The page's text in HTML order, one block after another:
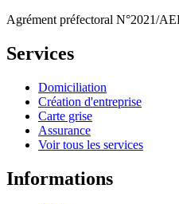
Agrément préfectoral N°2021/
Services
Domiciliation
Création d'entreprise
Carte grise
Assurance
Voir tous les services
Informations